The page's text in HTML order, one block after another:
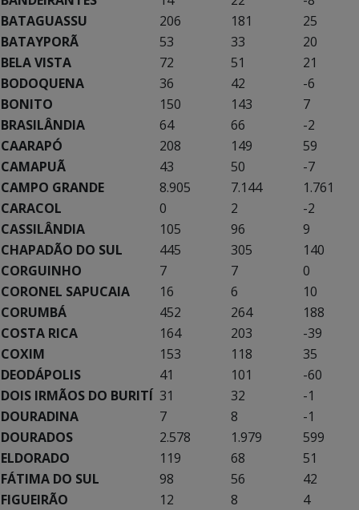
BATAGUASSU
206 181
25
BATAYPORÃ
53 33
20
BELA VISTA
72 51
21
BODOQUENA
36 42
-6
BONITO
150 143
7
BRASILÂNDIA
64 66
-2
CAARAPÓ
208 149
59
CAMAPUÃ
43 50
-7
CAMPO GRANDE
8.905 7.144
1.761
CARACOL
0 2
-2
CASSILÂNDIA
105 96
9
CHAPADÃO DO SUL
445 305
140
CORGUINHO
7 7
0
CORONEL SAPUCAIA
16 6
10
CORUMBÁ
452 264
188
COSTA RICA
164 203
-39
COXIM
153 118
35
DEODÁPOLIS
41 101
-60
DOIS IRMÃOS DO BURITÍ 31 32
-1
DOURADINA
7 8
-1
DOURADOS
2.578 1.979
599
ELDORADO
119 68
51
FÁTIMA DO SUL
98 56
42
FIGUEIRÃO
12 8
4